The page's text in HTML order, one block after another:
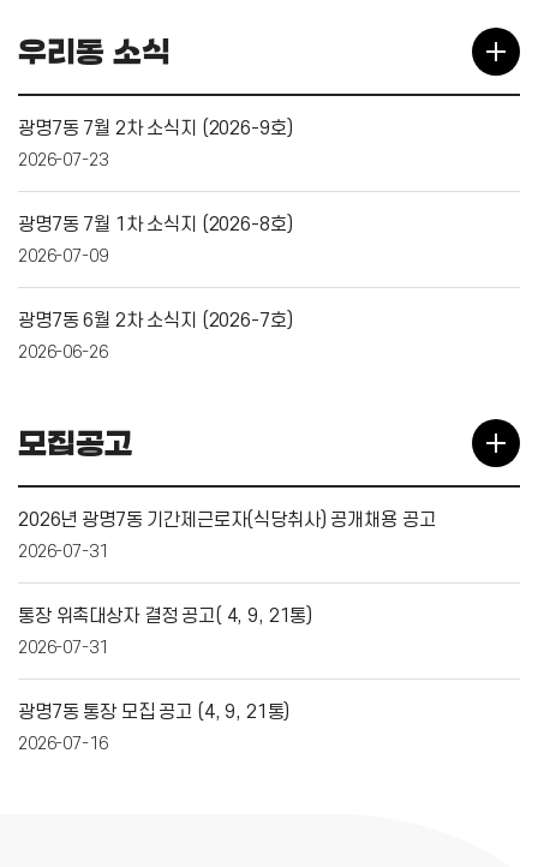
우리동 소식
광명7동 7월 2차 소식지 (2026-9호)
2026-07-23
광명7동 7월 1차 소식지 (2026-8호)
2026-07-09
광명7동 6월 2차 소식지 (2026-7호)
2026-06-26
모집공고
2026년 광명7동 기간제근로자(식당취사) 공개채용 공고
2026-07-31
통장 위촉대상자 결정 공고( 4, 9, 21통)
2026-07-31
광명7동 통장 모집 공고 (4, 9, 21통)
2026-07-16